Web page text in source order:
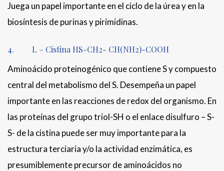
Juega un papel importante en el ciclo de la úrea y en la
biosíntesis de purinas y pirimidinas.
4. L – Cistina HS-CH2- CH(NH2)-COOH
Aminoácido proteinogénico que contiene S y compuesto
central del metabolismo del S. Desempeña un papel
importante en las reacciones de redox del organismo. En
las proteínas del grupo triol-SH o el enlace disulfuro – S-
S- de la cistina puede ser muy importante para la
estructura terciaria y/o la actividad enzimática, es
presumiblemente precursor de aminoácidos no